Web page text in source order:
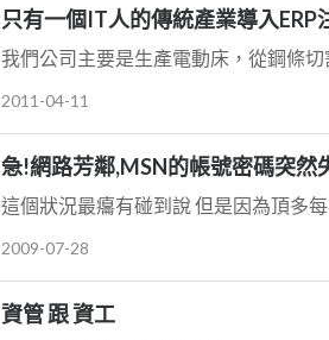
只有一個IT人的傳統產業導入ERP
我們公司主要是生產電動床，從鋼條
2011-04-11
急!網路芳鄰,MSN的帳號密碼突
這個狀況最癟有碰到說 但是因為頂多
2009-07-28
資管 跟 資工